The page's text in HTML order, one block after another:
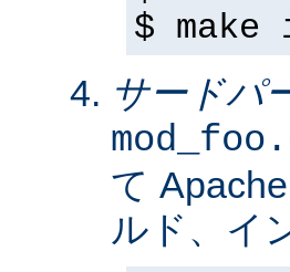
$
サードパ
て
ルド、イ